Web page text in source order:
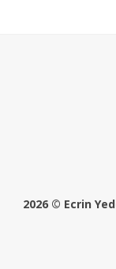
2026 © Ecrin